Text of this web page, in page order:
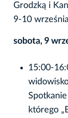
Grodzką i
9-10
sobota, 9
15:00-
którego